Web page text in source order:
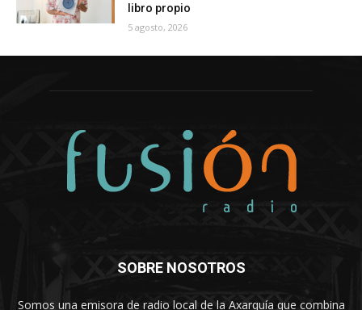
libro propio
5 agosto, 2026
SOBRE NOSOTROS
Somos una emisora de radio local de la Axarquía que combina